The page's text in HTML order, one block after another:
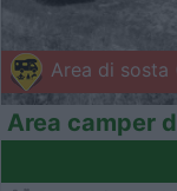
Area di sosta
Area camper